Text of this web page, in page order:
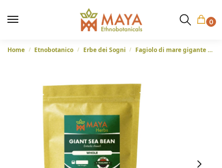
0
Home / Etnobotanico / Erbe dei Sogni / Fagiolo di mare gigante (Entada Rheedii) – Semi interi di tabacco da fiuto dalla Tailandia